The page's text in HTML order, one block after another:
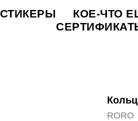
СТИКЕРЫ КОЕ-ЧТО
RORO